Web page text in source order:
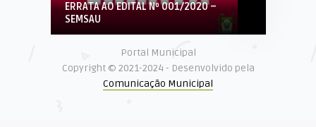
ERRATA AO EDITAL Nº 001/2020 –
SEMSAU
Portal Municipal
Copyright © 2021-2024 - Desenvolvido pela
Comunicação Municipal